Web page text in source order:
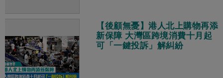
【後顧無憂】港人北上購物再添
新保障 大灣區跨境消費十月起
可「一鍵投訴」解糾紛